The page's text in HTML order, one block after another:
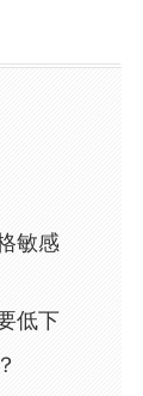
敏感
低下